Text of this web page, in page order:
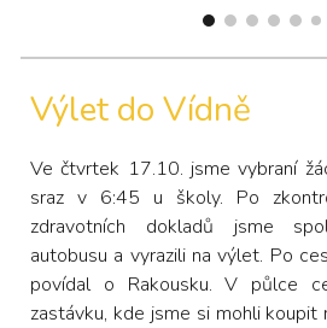
Výlet do Vídně
Ve čtvrtek 17.10. jsme vybraní
sraz v 6:45 u školy. Po
zdravotních dokladů jsme
autobusu a vyrazili na výlet. Po
povídal o Rakousku. V půlce
zastávku, kde jsme si mohli